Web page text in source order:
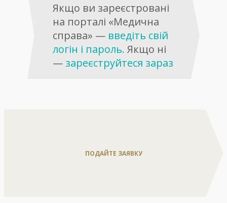
Якщо ви зареєстровані
на порталі «Медична
справа» — введіть свій
логін і пароль. Якщо ні
— зареєструйтеся зараз
ПОДАЙТЕ ЗАЯВКУ